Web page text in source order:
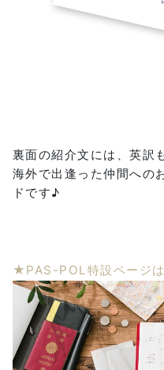
裏面の紹介文には、英訳
海外で出逢った仲間への
ドです♪
★PAS-POL特設ページは